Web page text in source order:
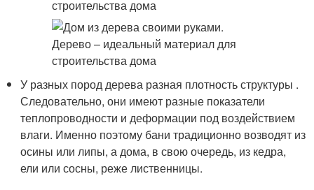
У разных пород дерева разная плотность структуры .
Следовательно, они имеют разные показатели
теплопроводности и деформации под воздействием
влаги. Именно поэтому бани традиционно возводят из
осины или липы, а дома, в свою очередь, из кедра,
ели или сосны, реже лиственницы.